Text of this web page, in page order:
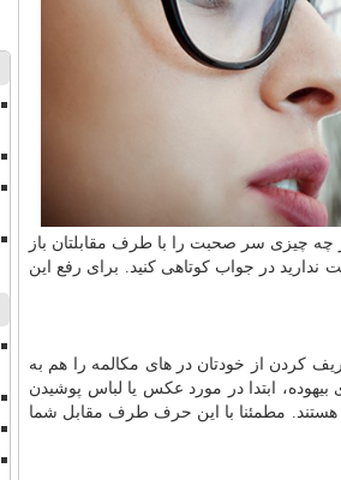
چه چیزی سر صحبت را با طرف مقابلتان باز
در جواب کوتاهی کنید. برای رفع این
کردن از خودتان در های مکالمه را هم به
ابتدا در مورد عکس یا لباس پوشیدن
مطمئنا با این حرف طرف مقابل شما